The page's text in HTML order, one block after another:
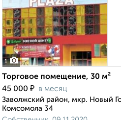
1
Торговое помещение, 30 м²
45 000 ₽ в месяц
Заволжский район, мкр. Новый
Комсомола 34